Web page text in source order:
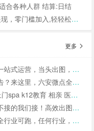
合各种人群 结算:日结
日结,寻找合作小伙伴（CPA/CPL）
更多
营，当头出图，包过审！
安微点全行业可投！包资质！
国学等禁投行业包资质 过审 无需保证金
接！高效出图、专业运营！
何行业，当天出图，包过审！